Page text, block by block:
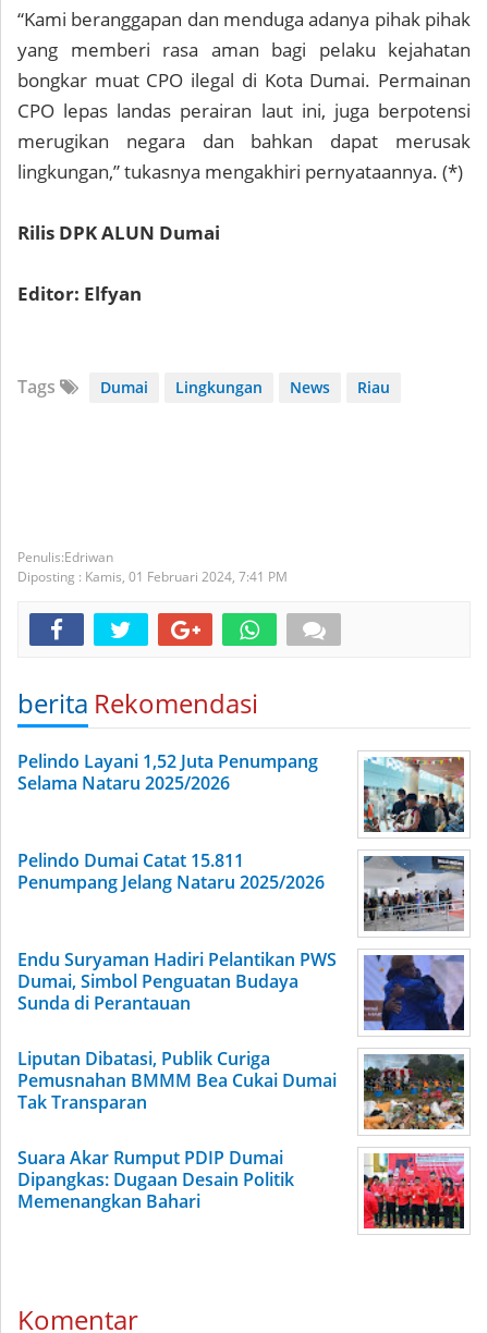
“Kami beranggapan dan menduga adanya pihak pihak
yang memberi rasa aman bagi pelaku kejahatan
bongkar muat CPO ilegal di Kota Dumai. Permainan
CPO lepas landas perairan laut ini, juga berpotensi
merugikan negara dan bahkan dapat merusak
lingkungan,” tukasnya mengakhiri pernyataannya. (*)
Rilis DPK ALUN Dumai
Editor: Elfyan
Tags Dumai Lingkungan News Riau
Edriwan
Diposting : Kamis, 01 Februari 2024, 7:41 PM
berita Rekomendasi
Pelindo Layani 1,52 Juta Penumpang
Selama Nataru 2025/2026
Pelindo Dumai Catat 15.811
Penumpang Jelang Nataru 2025/2026
Endu Suryaman Hadiri Pelantikan PWS
Dumai, Simbol Penguatan Budaya
Sunda di Perantauan
Liputan Dibatasi, Publik Curiga
Pemusnahan BMMM Bea Cukai Dumai
Tak Transparan
Suara Akar Rumput PDIP Dumai
Dipangkas: Dugaan Desain Politik
Memenangkan Bahari
Komentar